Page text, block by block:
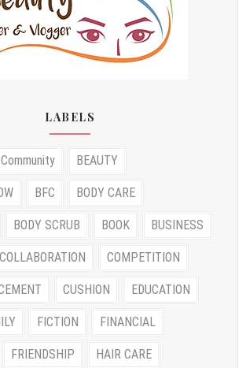
LABELS
BEAUTY
BFC BODY CARE
BODY SCRUB BOOK BUSINESS
COLLABORATION COMPETITION
CUSHION EDUCATION
FICTION FINANCIAL
FRIENDSHIP HAIR CARE